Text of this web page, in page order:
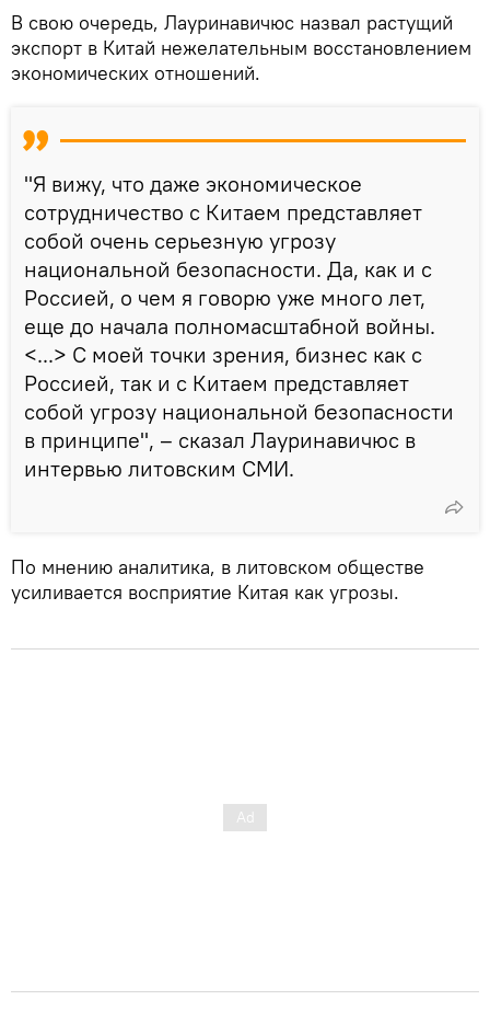
В свою очередь, Лауринавичюс назвал растущий
экспорт в Китай нежелательным восстановлением
экономических отношений.
"Я вижу, что даже экономическое
сотрудничество с Китаем представляет
собой очень серьезную угрозу
национальной безопасности. Да, как и c
Россией, о чем я говорю уже много лет,
еще до начала полномасштабной войны.
<...> С моей точки зрения, бизнес как с
Россией, так и с Китаем представляет
собой угрозу национальной безопасности
в принципе", – сказал Лауринавичюс в
интервью литовским СМИ.
По мнению аналитика, в литовском обществе
усиливается восприятие Китая как угрозы.